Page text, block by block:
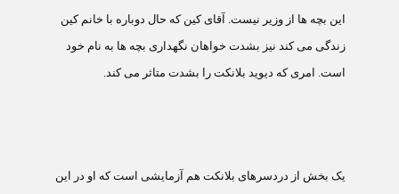
اين بچه ها از وزير نيست. آقای کين که حال دوباره با خانم کين
زندگی می کند نيز بشدت خواهان نگهداری بچه ها به نام خود
است. امری که ديويد بلانکت را بشدت متاثر می کند.
يک بخش از دردسرهای بلانکت هم آزمايشی است که او در اين